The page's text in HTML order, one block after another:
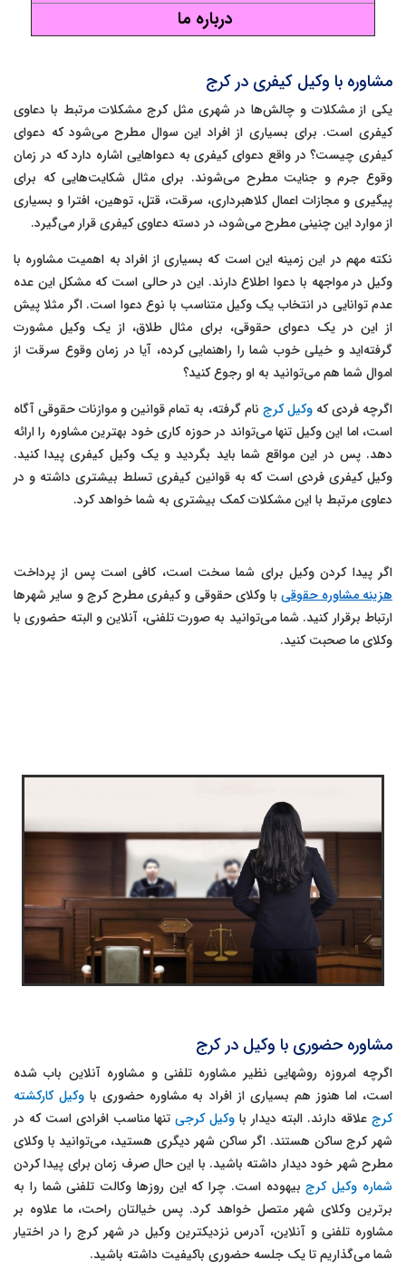
درباره ما
مشاوره با وکیل کیفری در کرج
یکی از مشکلات و چالش‌ها در شهری مثل کرج مشکلات مرتبط با دعاوی
کیفری است. برای بسیاری از افراد این سوال مطرح می‌شود که دعوای
کیفری چیست؟ در واقع دعوای کیفری به دعواهایی اشاره دارد که در زمان
وقوع جرم و جنایت مطرح می‌شوند. برای مثال شکایت‌هایی که برای
پیگیری و مجازات اعمال کلاهبرداری، سرقت، قتل، توهین، افترا و بسیاری
از موارد این چنینی مطرح می‌شود، در دسته دعاوی کیفری قرار می‌گیرد.
نکته مهم در این زمینه این است که بسیاری از افراد به اهمیت مشاوره با
وکیل در مواجهه با دعوا اطلاع دارند. این در حالی است که مشکل این عده
عدم توانایی در انتخاب یک وکیل متناسب با نوع دعوا است. اگر مثلا پیش
از این در یک دعوای حقوقی، برای مثال طلاق، از یک وکیل مشورت
گرفته‌اید و خیلی خوب شما را راهنمایی کرده، آیا در زمان وقوع سرقت از
اموال شما هم می‌توانید به او رجوع کنید؟
اگرچه فردی کهوکیل کرج نام گرفته، به تمام قوانین و موازنات حقوقی آگاه
است، اما این وکیل تنها می‌تواند در حوزه کاری خود بهترین مشاوره را ارائه
دهد. پس در این مواقع شما باید بگردید و یک وکیل کیفری پیدا کنید.
وکیل کیفری فردی است که به قوانین کیفری تسلط بیشتری داشته و در
دعاوی مرتبط با این مشکلات کمک بیشتری به شما خواهد کرد.
اگر پیدا کردن وکیل برای شما سخت است، کافی است پس از پرداخت
هزینه مشاوره حقوقی با وکلای حقوقی و کیفری مطرح کرج و سایر شهرها
ارتباط برقرار کنید. شما می‌توانید به صورت تلفنی، آنلاین و البته حضوری با
وکلای ما صحبت کنید.
مشاوره حضوری با وکیل در کرج
اگرچه امروزه روشهایی نظیر مشاوره تلفنی و مشاوره آنلاین باب شده
است، اما هنوز هم بسیاری از افراد به مشاوره حضوری با وکیل کارکشته
کرج علاقه دارند. البته دیدار با وکیل کرجی تنها مناسب افرادی است که در
شهر کرج ساکن هستند. اگر ساکن شهر دیگری هستید، می‌توانید با وکلای
مطرح شهر خود دیدار داشته باشید. با این حال صرف زمان برای پیدا کردن
شماره وکیل کرجبیهوده است. چرا که این روزها وکالت تلفنی شما را به
برترین وکلای شهر متصل خواهد کرد. پس خیالتان راحت، ما علاوه بر
مشاوره تلفنی و آنلاین، آدرس نزدیکترین وکیل در شهر کرج را در اختیار
شما می‌گذاریم تا یک جلسه حضوری باکیفیت داشته باشید.